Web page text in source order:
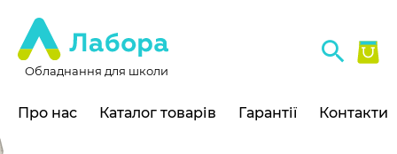
Обладнання для школи
Про нас Каталог товарів Гарантії Контакти